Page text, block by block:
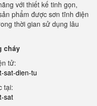
với thiết kế tinh gọn,
phẩm được sơn tĩnh điện
thời gian sử dụng lâu
cháy
tử:
sat-dien-tu
tại:
sat